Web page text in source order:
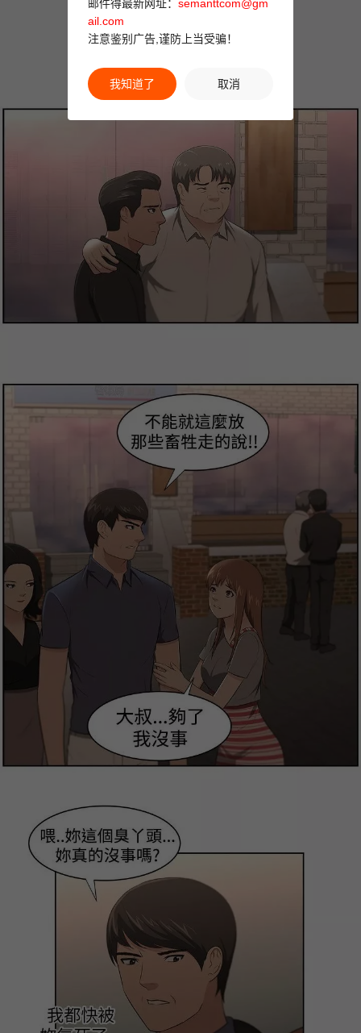
邮件得最新网址： semanttcom@gm
ail.com
注意鉴别广告,谨防上当受骗！
我知道了 取消